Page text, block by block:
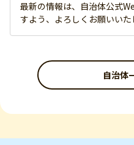
最新の情報は、自治体公式
すよう、よろしくお願いいた
自治体